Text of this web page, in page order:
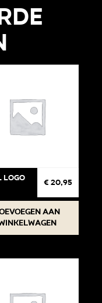
Logo € 20,95
aan